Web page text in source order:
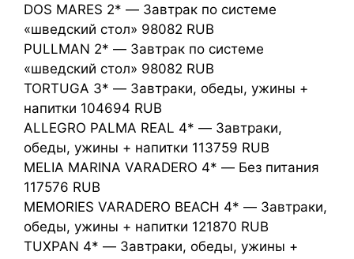
DOS MARES 2* — Завтрак по системе
«шведский стол» 98082 RUB
PULLMAN 2* — Завтрак по системе
«шведский стол» 98082 RUB
TORTUGA 3* — Завтраки, обеды, ужины +
напитки 104694 RUB
ALLEGRO PALMA REAL 4* — Завтраки,
обеды, ужины + напитки 113759 RUB
MELIA MARINA VARADERO 4* — Без питания
117576 RUB
MEMORIES VARADERO BEACH 4* — Завтраки,
обеды, ужины + напитки 121870 RUB
TUXPAN 4* — Завтраки, обеды, ужины +